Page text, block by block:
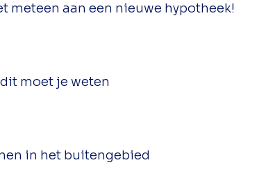
meteen aan een nieuwe hypotheek!
moet je weten
in het buitengebied